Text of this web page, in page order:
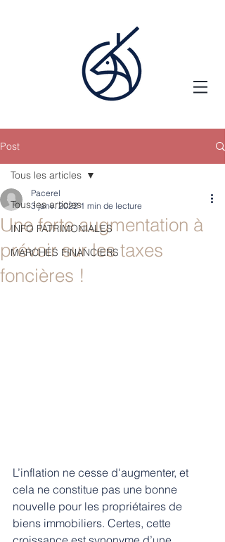
Post
Tous les articles
INFO PATRIMONIALES
MARCHÉS FINANCIERS
Tous les articles
Une forte augmentation à
prévoir sur les taxes
foncières !
Pacerel
3 janv. 2022 1 min de lecture
L’inflation ne cesse d'augmenter, et
cela ne constitue pas une bonne
nouvelle pour les propriétaires de
biens immobiliers. Certes, cette